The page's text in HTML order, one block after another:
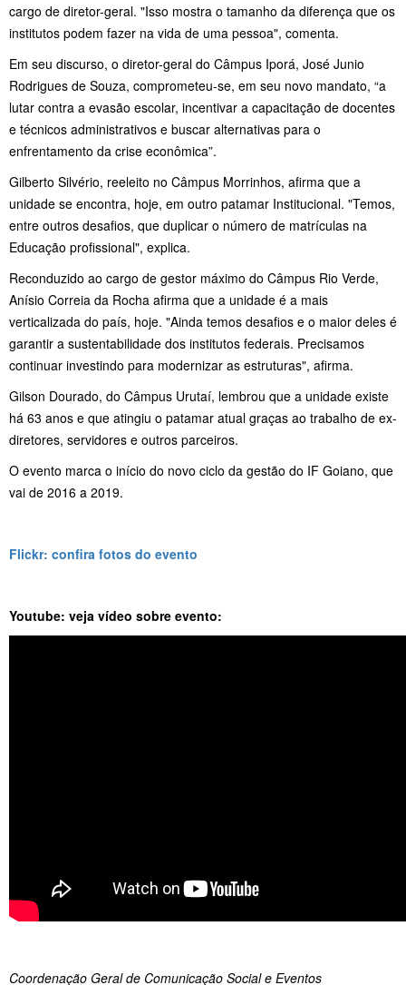
cargo de diretor-geral. "Isso mostra o tamanho da diferença que os
institutos podem fazer na vida de uma pessoa", comenta.
Em seu discurso, o diretor-geral do Câmpus Iporá, José Junio
Rodrigues de Souza, comprometeu-se, em seu novo mandato, “a
lutar contra a evasão escolar, incentivar a capacitação de docentes
e técnicos administrativos e buscar alternativas para o
enfrentamento da crise econômica”.
Gilberto Silvério, reeleito no Câmpus Morrinhos, afirma que a
unidade se encontra, hoje, em outro patamar Institucional. "Temos,
entre outros desafios, que duplicar o número de matrículas na
Educação profissional", explica.
Reconduzido ao cargo de gestor máximo do Câmpus Rio Verde,
Anísio Correia da Rocha afirma que a unidade é a mais
verticalizada do país, hoje. "Ainda temos desafios e o maior deles é
garantir a sustentabilidade dos institutos federais. Precisamos
continuar investindo para modernizar as estruturas", afirma.
Gilson Dourado, do Câmpus Urutaí, lembrou que a unidade existe
há 63 anos e que atingiu o patamar atual graças ao trabalho de ex-
diretores, servidores e outros parceiros.
O evento marca o início do novo ciclo da gestão do IF Goiano, que
vai de 2016 a 2019.
Flickr: confira fotos do evento
Youtube: veja vídeo sobre evento:
Coordenação Geral de Comunicação Social e Eventos